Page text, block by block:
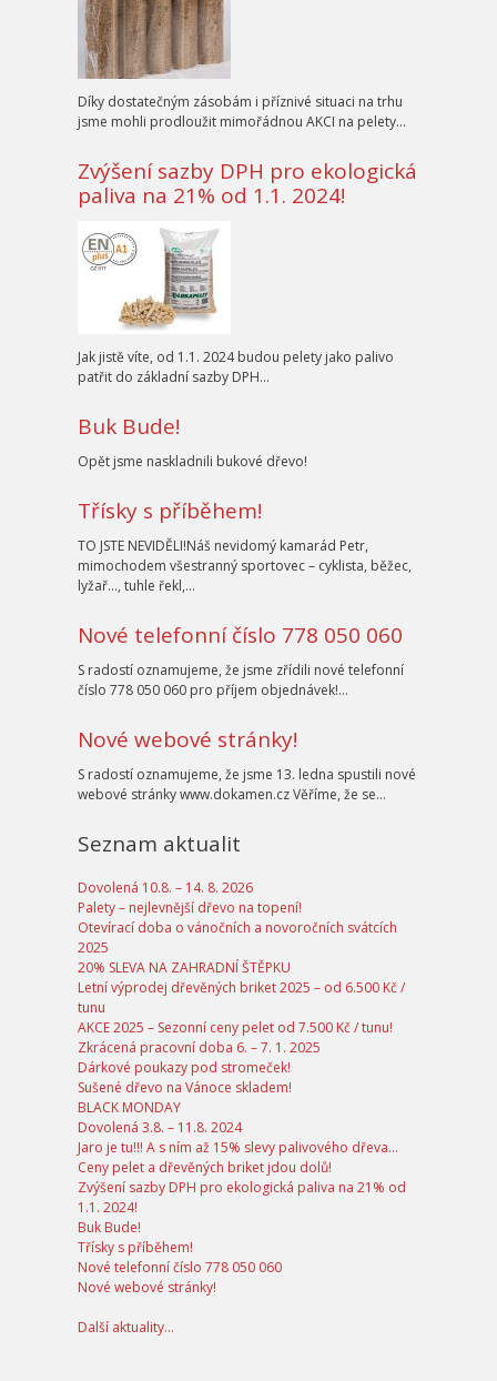
Díky dostatečným zásobám i příznivé situaci na trhu
jsme mohli prodloužit mimořádnou AKCI na pelety…
Zvýšení sazby DPH pro ekologická
paliva na 21% od 1.1. 2024!
Jak jistě víte, od 1.1. 2024 budou pelety jako palivo
patřit do základní sazby DPH…
Buk Bude!
Opět jsme naskladnili bukové dřevo!
Třísky s příběhem!
TO JSTE NEVIDĚLI!Náš nevidomý kamarád Petr,
mimochodem všestranný sportovec – cyklista, běžec,
lyžař…, tuhle řekl,…
Nové telefonní číslo 778 050 060
S radostí oznamujeme, že jsme zřídili nové telefonní
číslo 778 050 060 pro příjem objednávek!…
Nové webové stránky!
S radostí oznamujeme, že jsme 13. ledna spustili nové
webové stránky www.dokamen.cz Věříme, že se…
Seznam aktualit
Dovolená 10.8. – 14. 8. 2026
Palety – nejlevnější dřevo na topení!
Otevírací doba o vánočních a novoročních svátcích
2025
20% SLEVA NA ZAHRADNÍ ŠTĚPKU
Letní výprodej dřevěných briket 2025 – od 6.500 Kč /
tunu
AKCE 2025 – Sezonní ceny pelet od 7.500 Kč / tunu!
Zkrácená pracovní doba 6. – 7. 1. 2025
Dárkové poukazy pod stromeček!
Sušené dřevo na Vánoce skladem!
BLACK MONDAY
Dovolená 3.8. – 11.8. 2024
Jaro je tu!!! A s ním až 15% slevy palivového dřeva…
Ceny pelet a dřevěných briket jdou dolů!
Zvýšení sazby DPH pro ekologická paliva na 21% od
1.1. 2024!
Buk Bude!
Třísky s příběhem!
Nové telefonní číslo 778 050 060
Nové webové stránky!
Další aktuality...